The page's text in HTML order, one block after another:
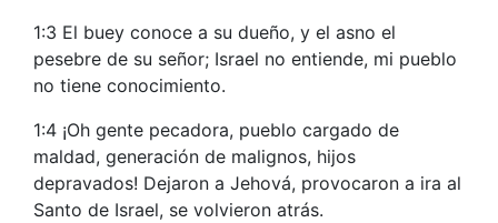
1:3 El buey conoce a su dueño, y el asno el
pesebre de su señor; Israel no entiende, mi pueblo
no tiene conocimiento.
1:4 ¡Oh gente pecadora, pueblo cargado de
maldad, generación de malignos, hijos
depravados! Dejaron a Jehová, provocaron a ira al
Santo de Israel, se volvieron atrás.